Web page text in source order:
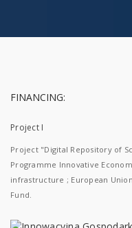
FINANCING:
Project I
Project "Digital Repository of
Programme Innovative
infrastructure ; European
Fund.